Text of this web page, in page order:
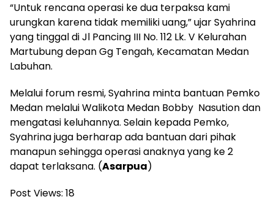
“Untuk rencana operasi ke dua terpaksa kami
urungkan karena tidak memiliki uang,” ujar Syahrina
yang tinggal di Jl Pancing III No. 112 Lk. V Kelurahan
Martubung depan Gg Tengah, Kecamatan Medan
Labuhan.
Melalui forum resmi, Syahrina minta bantuan Pemko
Medan melalui Walikota Medan Bobby Nasution dan
mengatasi keluhannya. Selain kepada Pemko,
Syahrina juga berharap ada bantuan dari pihak
manapun sehingga operasi anaknya yang ke 2
dapat terlaksana. (Asarpua)
Post Views: 18